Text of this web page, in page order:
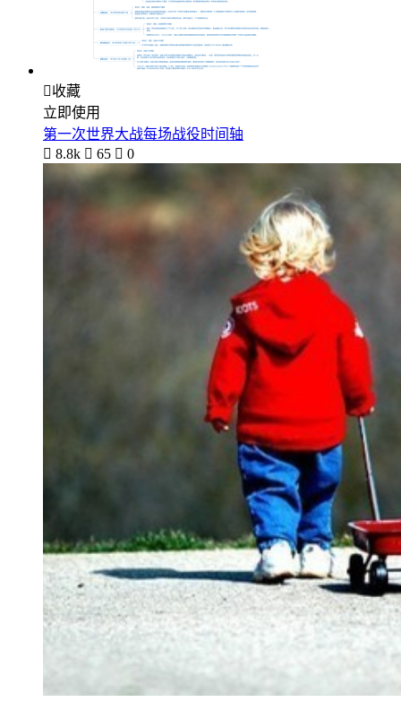
收藏
立即使用
第一次世界大战每场战役时间轴
 8.8k  65  0